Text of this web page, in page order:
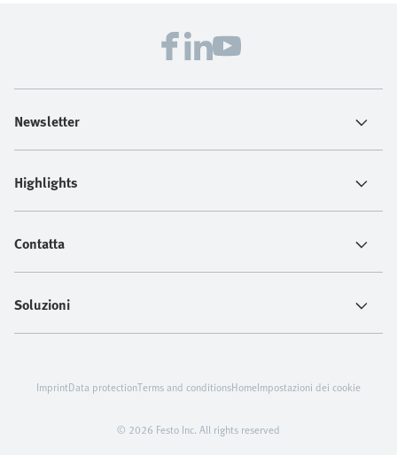
Newsletter
Highlights
Contatta
Soluzioni
© 2026 Festo Inc. All rights reserved
ImprintData protectionTerms and conditionsHomeImpostazioni dei cookie